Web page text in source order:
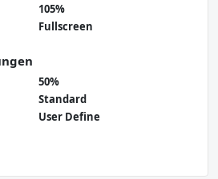
105%
Fullscreen
50%
Standard
User Define